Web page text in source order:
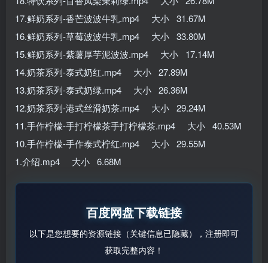
17.鲜奶系列-香芒波波牛乳.mp4 大小 31.67M
16.鲜奶系列-草莓波波牛乳.mp4 大小 33.80M
15.鲜奶系列-紫薯厚芋泥波波.mp4 大小 17.14M
14.奶茶系列-泰式奶红.mp4 大小 27.89M
13.奶茶系列-泰式奶绿.mp4 大小 26.36M
12.奶茶系列-港式丝滑奶茶.mp4 大小 29.24M
11.手作柠檬-手打柠檬茶手打柠檬茶.mp4 大小 40.53M
10.手作柠檬-手作泰式柠红.mp4 大小 29.55M
1.介绍.mp4 大小 6.68M
百度网盘下载链接
以下是您想要的资源链接（关键信息已隐藏），注册即可
获取完整内容！